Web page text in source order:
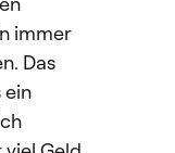
immer
Das
ein